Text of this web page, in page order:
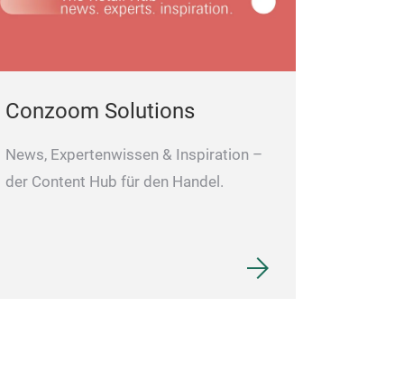
Conzoom Solutions
News, Expertenwissen & Inspiration –
der Content Hub für den Handel.